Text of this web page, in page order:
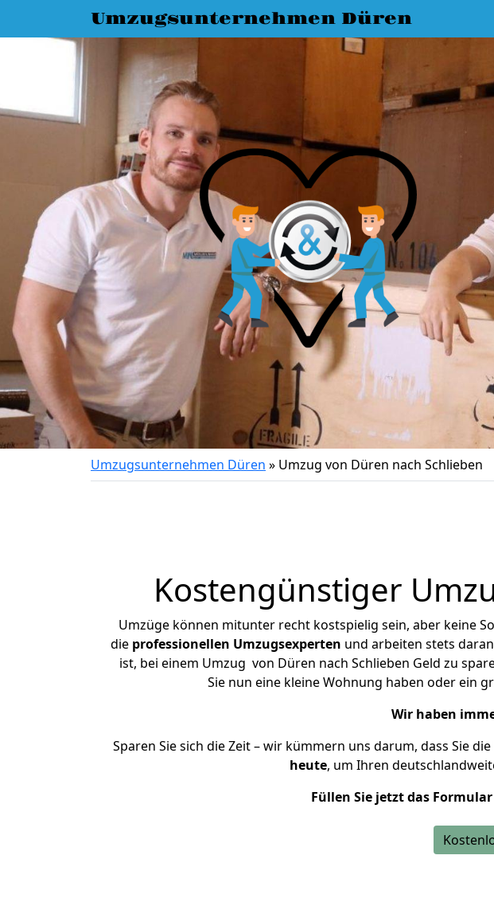
Umzugsunternehmen Düren
Umzugsunternehmen Düren » Umzug von Düren nach Schlieben
Kostengünstiger
Umzüge können mitunter recht kostspielig sein, aber keine
die professionellen Umzugsexperten und arbeiten stets
ist, bei einem Umzug von Düren nach Schlieben Geld zu
Sie nun eine kleine Wohnung haben oder ein
Wir haben
Sparen Sie sich die Zeit – wir kümmern uns darum, dass Sie
heute, um Ihren
Füllen Sie jetzt das